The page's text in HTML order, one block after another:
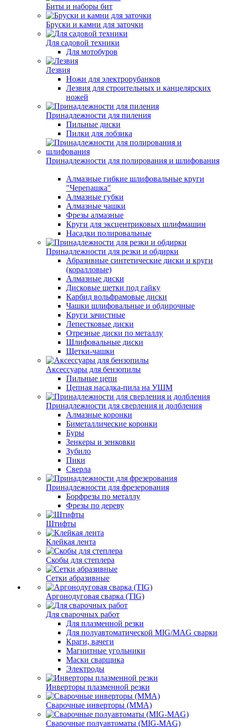
Биты и наборы бит
Бруски и камни для заточки
Для садовой техники
Для мотобуров
Лезвия
Ножи для электрорубанков
Лезвия для строительных и канцелярских
ножей
Принадлежности для пиления
Пильные диски
Пилки для лобзика
Принадлежности для полирования и шлифования
Алмазные гибкие шлифовальные круги
"Черепашка"
Алмазные губки
Алмазные чашки
Фрезы алмазные
Круги для эксцентриковых шлифмашин
Насадки полировальные
Принадлежности для резки и обдирки
Абразивные синтетические диски и круги
(коралловые)
Алмазные диски
Дисковые щетки под гайку
Карбид вольфрамовые диски
Чашки шлифовальные и обдирочные
Круги зачистные
Лепестковые диски
Отрезные диски по металлу
Шлифовальные диски
Щетки-чашки
Аксессуары для бензопилы
Пильные цепи
Цепная насадка-пила на УШМ
Принадлежности для сверления и долбления
Алмазные коронки
Биметаллические коронки
Буры
Зенкеры и зенковки
Зубило
Пики
Сверла
Принадлежности для фрезерования
Борфрезы по металлу
Фрезы по дереву
Штифты
Клейкая лента
Скобы для степлера
Сетки абразивные
Аргонодуговая сварка (TIG)
Для сварочных работ
Для плазменной резки
Для полуавтоматической MIG/MAG сварки
Краги, вачеги
Магнитные угольники
Маски сварщика
Электроды
Инверторы плазменной резки
Сварочные инверторы (MMA)
Сварочные полуавтоматы (MIG-MAG)